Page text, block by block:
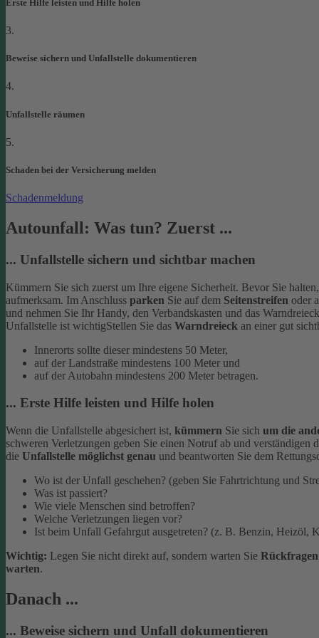
Erste Hilfe leisten und Hilfe holen
3.
Beweise sichern und Unfallstelle dokumentieren
4.
Unfallstelle räumen
5.
Schaden bei der Versicherung melden
Schadenmeldung
Autounfall: Was tun? Zuerst ...
... Unfallstelle sichern und sichtbar machen
Kümmern Sie sich zuerst um Ihre eigene Sicherheit. Bevor Sie
aufmerksam. Im Anschluss parken Sie auf dem Seitenstreifen oder
und nehmen Sie Ihr Handy, den Verbandskasten und das
Unfallstelle ist wichtigStellen Sie das Warndreieck an einer gut
Innerorts sollte dieser mindestens 50 Meter,
auf der Landstraße mindestens 100 Meter und
auf der Autobahn mindestens 200 Meter betragen.
... Erste Hilfe leisten und Hilfe holen
Wenn die Unfallstelle abgesichert ist, kümmern Sie sich um die
schweren Verletzungen geben Sie einen Notruf ab und
die Unfallstelle möglichst genau und beantworten Sie dem
Wo ist der Unfall geschehen? (geben Sie Fahrtrichtung und
Was ist passiert?
Wie viele Menschen sind betroffen?
Welche Verletzungen liegen vor?
Ist beim Unfall Gefahrgut ausgetreten? (z. B. Benzin,
Wichtig: Legen Sie nicht direkt auf, sondern warten Sie Rückfragen
warten.
Danach ...
... Beweise sichern und Unfall dokumentieren